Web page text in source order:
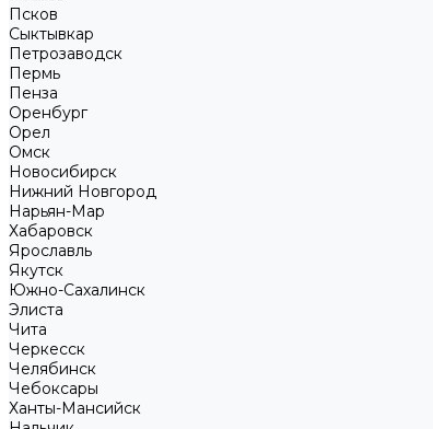
Псков
Сыктывкар
Петрозаводск
Пермь
Пенза
Оренбург
Орел
Омск
Новосибирск
Нижний Новгород
Нарьян-Мар
Хабаровск
Ярославль
Якутск
Южно-Сахалинск
Элиста
Чита
Черкесск
Челябинск
Чебоксары
Ханты-Мансийск